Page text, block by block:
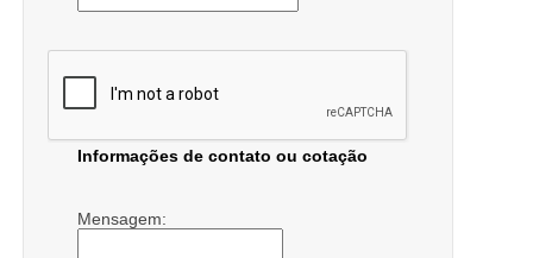
Informações de contato ou cotação
Mensagem: